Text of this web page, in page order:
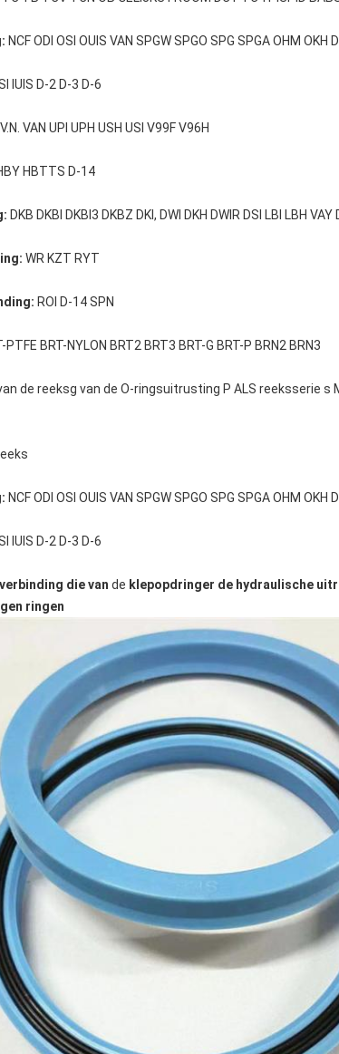
NCF ODI OSI OUIS VAN SPGW SPGO SPG SPGA OHM OKH
IUIS D-2 D-3 D-6
VAN UPI UPH USH USI V99F V96H
HBTTS D-14
DKB DKBI DKBI3 DKBZ DKI, DWI DKH DWIR DSI LBI LBH
WR KZT RYT
ROI D-14 SPN
PTFE BRT-NYLON BRT2 BRT3 BRT-G BRT-P BRN2 BRN3
de reeksg van de O-ringsuitrusting P ALS reeksserie s
NCF ODI OSI OUIS VAN SPGW SPGO SPG SPGA OHM OKH
IUIS D-2 D-3 D-6
die van de klepopdringer de hydraulische
ringen